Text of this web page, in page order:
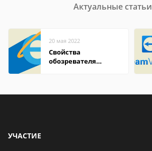
Актуальные статьи
20 мая 2022
Свойства
обозревателя
УЧАСТИЕ